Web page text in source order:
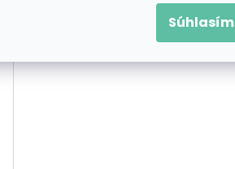
Súhlasím